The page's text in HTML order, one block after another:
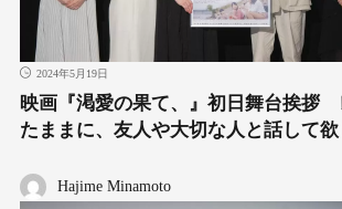
2024年5月19日
映画『渇愛の果て、』初日舞台挨拶
たままに、友人や大切な人と話して欲
Hajime Minamoto